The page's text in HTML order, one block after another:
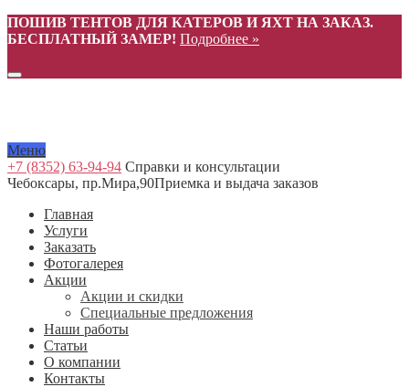
ПОШИВ ТЕНТОВ ДЛЯ КАТЕРОВ И ЯХТ НА ЗАКАЗ.
БЕСПЛАТНЫЙ ЗАМЕР! Подробнее »
Меню
+7 (8352) 63-94-94 Справки и консультации
Чебоксары, пр.Мира,90Приемка и выдача заказов
Главная
Услуги
Заказать
Фотогалерея
Акции
Акции и скидки
Специальные предложения
Наши работы
Статьи
О компании
Контакты